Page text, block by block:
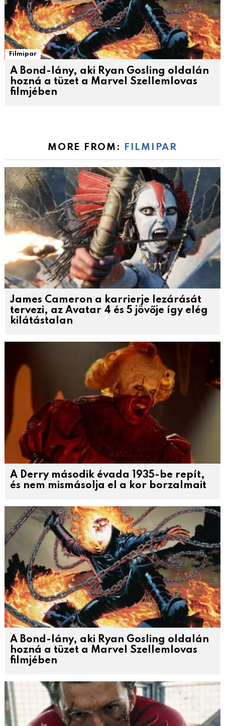
Filmipar
A Bond-lány, aki Ryan Gosling oldalán
hozná a tüzet a Marvel Szellemlovas
filmjében
MORE FROM: FILMIPAR
James Cameron a karrierje lezárását
tervezi, az Avatar 4 és 5 jövője így elég
kilátástalan
A Derry második évada 1935-be repít,
és nem mismásolja el a kor borzalmait
A Bond-lány, aki Ryan Gosling oldalán
hozná a tüzet a Marvel Szellemlovas
filmjében